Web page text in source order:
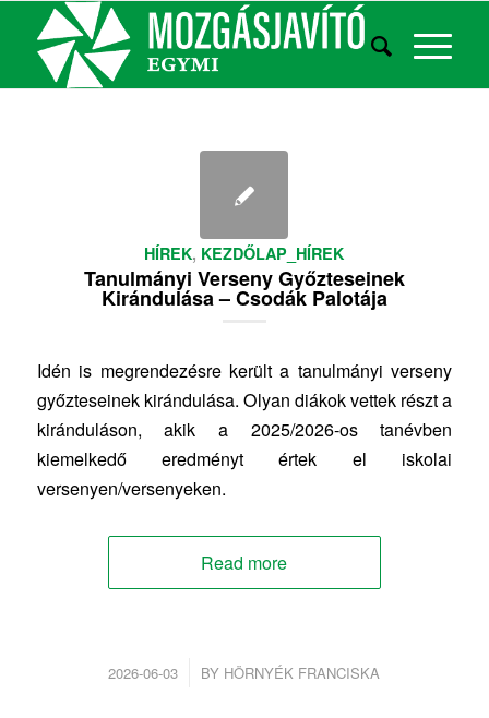
HÍREK, KEZDŐLAP_HÍREK
Tanulmányi Verseny Győzteseinek
Kirándulása – Csodák Palotája
Idén is megrendezésre került a tanulmányi verseny
győzteseinek kirándulása. Olyan diákok vettek részt a
kiránduláson, akik a 2025/2026-os tanévben
kiemelkedő eredményt értek el iskolai
versenyen/versenyeken.
Read more
2026-06-03
/ BY HÖRNYÉK FRANCISKA